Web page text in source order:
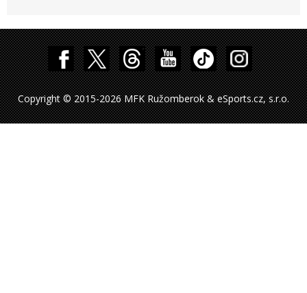
Copyright © 2015-2026 MFK Ružomberok & eSports.cz, s.r.o.